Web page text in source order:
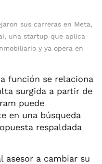
sus carreras en Meta,
una startup que aplica
y ya opera en
función se relaciona
surgida a partir de
puede
en una búsqueda
respaldada
asesor a cambiar su